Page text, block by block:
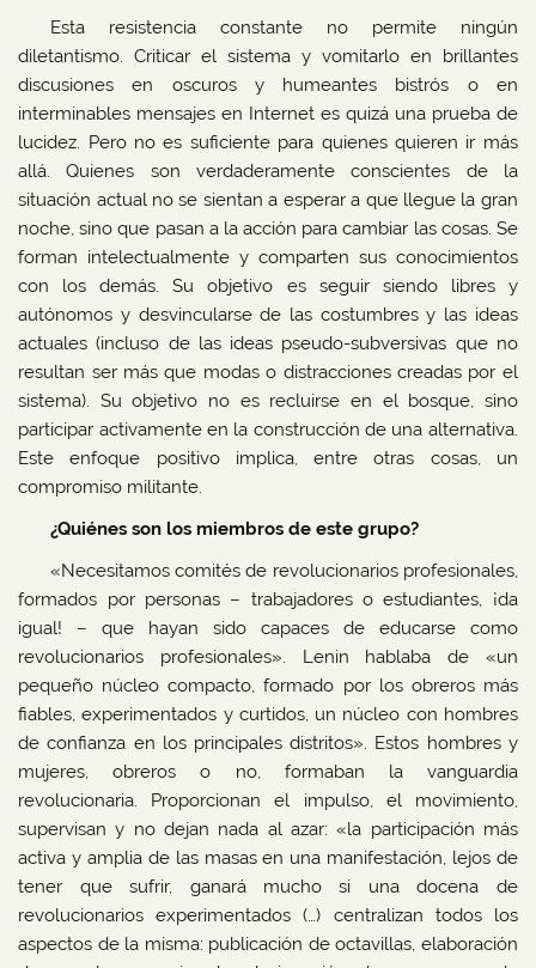
Esta resistencia constante no permite ningún
diletantismo. Criticar el sistema y vomitarlo en brillantes
discusiones en oscuros y humeantes bistrós o en
interminables mensajes en Internet es quizá una prueba de
lucidez. Pero no es suficiente para quienes quieren ir más
allá. Quienes son verdaderamente conscientes de la
situación actual no se sientan a esperar a que llegue la gran
noche, sino que pasan a la acción para cambiar las cosas. Se
forman intelectualmente y comparten sus conocimientos
con los demás. Su objetivo es seguir siendo libres y
autónomos y desvincularse de las costumbres y las ideas
actuales (incluso de las ideas pseudo-subversivas que no
resultan ser más que modas o distracciones creadas por el
sistema). Su objetivo no es recluirse en el bosque, sino
participar activamente en la construcción de una alternativa.
Este enfoque positivo implica, entre otras cosas, un
compromiso militante.
¿Quiénes son los miembros de este grupo?
«Necesitamos comités de revolucionarios profesionales,
formados por personas – trabajadores o estudiantes, ¡da
igual! – que hayan sido capaces de educarse como
revolucionarios profesionales». Lenin hablaba de «un
pequeño núcleo compacto, formado por los obreros más
fiables, experimentados y curtidos, un núcleo con hombres
de confianza en los principales distritos». Estos hombres y
mujeres, obreros o no, formaban la vanguardia
revolucionaria. Proporcionan el impulso, el movimiento,
supervisan y no dejan nada al azar: «la participación más
activa y amplia de las masas en una manifestación, lejos de
tener que sufrir, ganará mucho si una docena de
revolucionarios experimentados (…) centralizan todos los
aspectos de la misma: publicación de octavillas, elaboración